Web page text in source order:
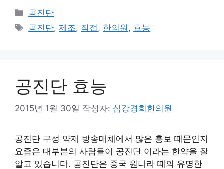
카
테
공진단
태
공진단,제조, 직접, 한의원, 효능
공진단 효능
2015년 1월 30일 작성자: 심강경희한의원
공진단 구성 약재 방송매체에서 많은 홍보 때문인지
요즘은 대부분의 사람들이 공진단 이라는 한약을 잘
알고 있습니다. 공진단은 중국 원나라 때의 유명한